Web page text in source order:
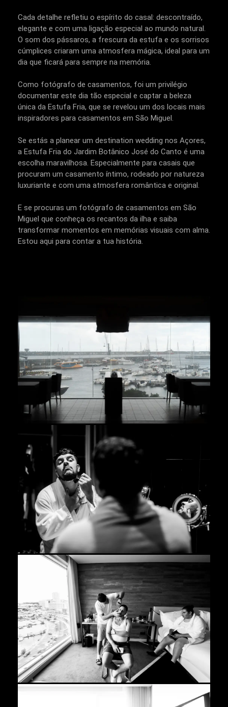
Cada detalhe refletiu o espírito do casal: descontraído,
elegante e com uma ligação especial ao mundo natural.
O som dos pássaros, a frescura da estufa e os sorrisos
cúmplices criaram uma atmosfera mágica, ideal para um
dia que ficará para sempre na memória.
Como fotógrafo de casamentos, foi um privilégio
documentar este dia tão especial e captar a beleza
única da Estufa Fria, que se revelou um dos locais mais
inspiradores para casamentos em São Miguel.
Se estás a planear um destination wedding nos Açores,
a Estufa Fria do Jardim Botânico José do Canto é uma
escolha maravilhosa. Especialmente para casais que
procuram um casamento íntimo, rodeado por natureza
luxuriante e com uma atmosfera romântica e original.
E se procuras um fotógrafo de casamentos em São
Miguel que conheça os recantos da ilha e saiba
transformar momentos em memórias visuais com alma.
Estou aqui para contar a tua história.